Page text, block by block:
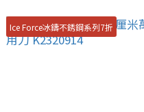
Ice Force冰鑄不銹鋼系列7折